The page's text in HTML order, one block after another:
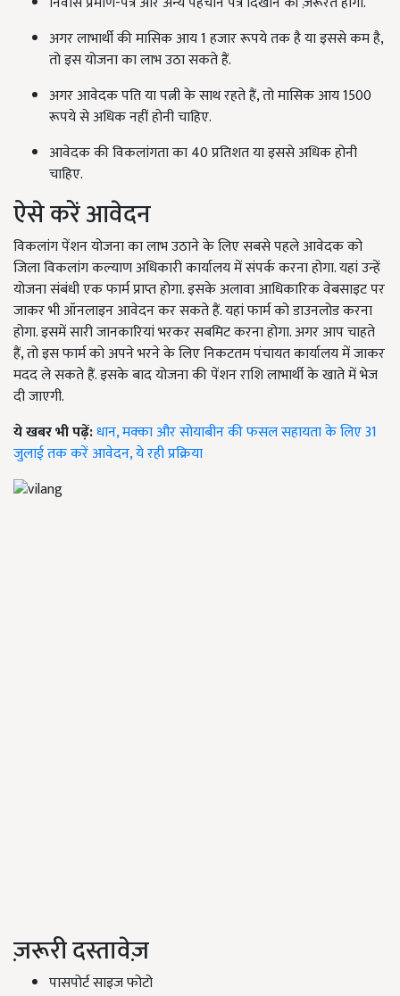
अगर लाभार्थी की मासिक आय 1 हजार रूपये तक है या इससे कम है,
तो इस योजना का लाभ उठा सकते हैं.
अगर आवेदक पति या पत्नी के साथ रहते हैं, तो मासिक आय 1500
रूपये से अधिक नहीं होनी चाहिए.
आवेदक की विकलांगता का 40 प्रतिशत या इससे अधिक होनी
चाहिए.
ऐसे करें आवेदन
विकलांग पेंशन योजना का लाभ उठाने के लिए सबसे पहले आवेदक को
जिला विकलांग कल्याण अधिकारी कार्यालय में संपर्क करना होगा. यहां उन्हें
योजना संबंधी एक फार्म प्राप्त होगा. इसके अलावा आधिकारिक वेबसाइट पर
जाकर भी ऑनलाइन आवेदन कर सकते हैं. यहां फार्म को डाउनलोड करना
होगा. इसमें सारी जानकारियां भरकर सबमिट करना होगा. अगर आप चाहते
हैं, तो इस फार्म को अपने भरने के लिए निकटतम पंचायत कार्यालय में जाकर
मदद ले सकते हैं. इसके बाद योजना की पेंशन राशि लाभार्थी के खाते में भेज
दी जाएगी.
ये खबर भी पढ़ें:धान, मक्का और सोयाबीन की फसल सहायता के लिए 31
जुलाई तक करें आवेदन, ये रही प्रक्रिया
ज़रूरी दस्तावेज़
पासपोर्ट साइज फोटो